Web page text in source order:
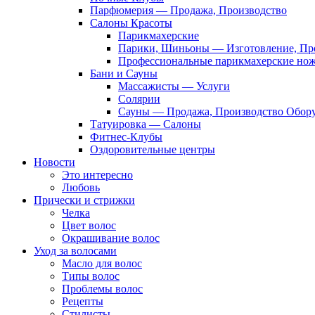
Парфюмерия — Продажа, Производство
Салоны Красоты
Парикмахерские
Парики, Шиньоны — Изготовление,
Профессиональные парикмахерские
Бани и Сауны
Массажисты — Услуги
Солярии
Сауны — Продажа, Производство
Татуировка — Салоны
Фитнес-Клубы
Оздоровительные центры
Новости
Это интересно
Любовь
Прически и стрижки
Челка
Цвет волос
Окрашивание волос
Уход за волосами
Масло для волос
Типы волос
Проблемы волос
Рецепты